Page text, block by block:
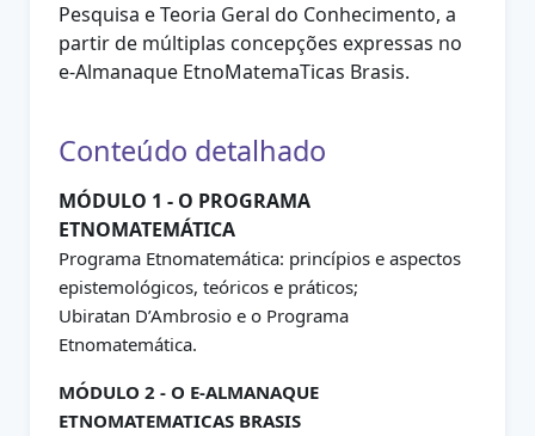
Pesquisa e Teoria Geral do Conhecimento, a
partir de múltiplas concepções expressas no
e-Almanaque EtnoMatemaTicas Brasis.
Conteúdo detalhado
MÓDULO 1 - O PROGRAMA
ETNOMATEMÁTICA
Programa Etnomatemática: princípios e aspectos
epistemológicos, teóricos e práticos;
Ubiratan D’Ambrosio e o Programa
Etnomatemática.
MÓDULO 2 - O E-ALMANAQUE
ETNOMATEMATICAS BRASIS